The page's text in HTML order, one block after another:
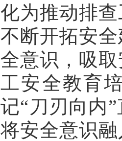
化为推动排
不断开拓安
全意识，吸
工安全教育
记“刀刃向内
将安全意识